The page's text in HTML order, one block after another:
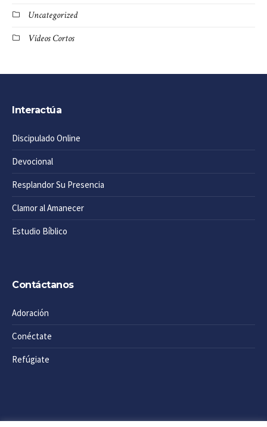
Uncategorized
Vídeos Cortos
Interactúa
Discipulado Online
Devocional
Resplandor Su Presencia
Clamor al Amanecer
Estudio Bíblico
Contáctanos
Adoración
Conéctate
Refúgiate